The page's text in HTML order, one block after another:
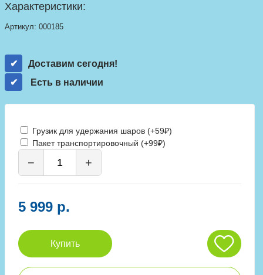
Характеристики:
Артикул: 000185
Доставим сегодня!
Есть в наличии
Грузик для удержания шаров (+59₽)
Пакет транспортировочный (+99₽)
− +
5 999 р.
Купить